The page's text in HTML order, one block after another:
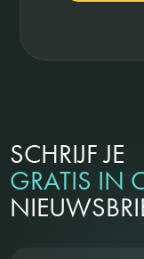
SCHRIJF JE
GRATIS IN